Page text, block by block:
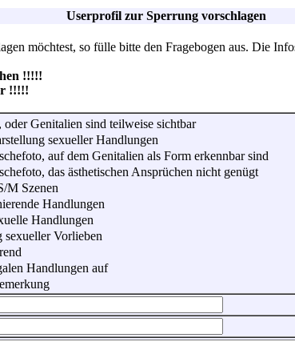
Userprofil zur Sperrung vorschlagen
möchtest, so fülle bitte den Fragebogen aus. Die
!!!!!
!!!!!
Genitalien sind teilweise sichtbar
sexueller Handlungen
auf dem Genitalien als Form erkennbar sind
das ästhetischen Ansprüchen nicht genügt
M Szenen
Handlungen
Handlungen
Vorlieben
Handlungen auf